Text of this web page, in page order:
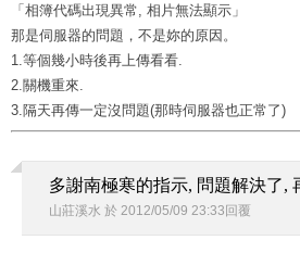
「相簿代碼出現異常, 相片無法顯示」
那是伺服器的問題，不是妳的原因。
1.等個幾小時後再上傳看看.
2.關機重來.
3.隔天再傳一定沒問題(那時伺服器也正常了)
多謝南極寒的指示, 問題解決了,
山莊溪水 於 2012/05/09 23:33 回覆